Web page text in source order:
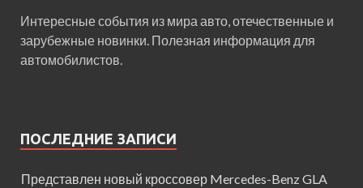
Интересные события из мира авто, отечественные и
зарубежные новинки. Полезная информация для
автомобилистов.
ПОСЛЕДНИЕ ЗАПИСИ
Представлен новый кроссовер Mercedes-Benz GLA